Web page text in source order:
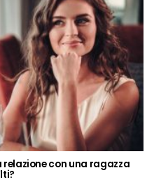
relazione con una ragazza